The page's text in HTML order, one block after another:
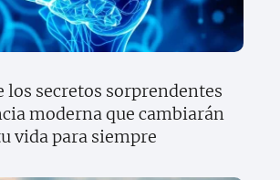
los secretos sorprendentes
moderna que cambiarán
vida para siempre